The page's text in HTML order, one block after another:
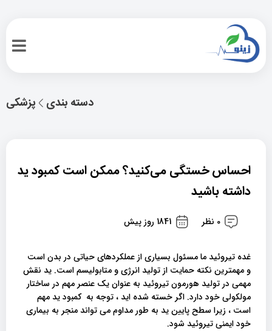
پزشکی دسته بندی
احساس خستگی می‌کنید؟ ممکن است کمبود ید
داشته باشید
0 نظر 1841 روز پیش
غده تیروئید ما مسئول بسیاری از عملکردهای حیاتی در بدن است
و مهمترین نکته حمایت از تولید انرژی و متابولیسم است. ید نقش
مهمی در تولید هورمون تیروئید به عنوان یک عنصر مهم در ساختار
مولکولی خود دارد. اگر خسته شده اید ، توجه به کمبود ید مهم
است ، زیرا سطح پایین ید به طور مداوم می تواند منجر به بیماری
خود ایمنی تیروئید شود.